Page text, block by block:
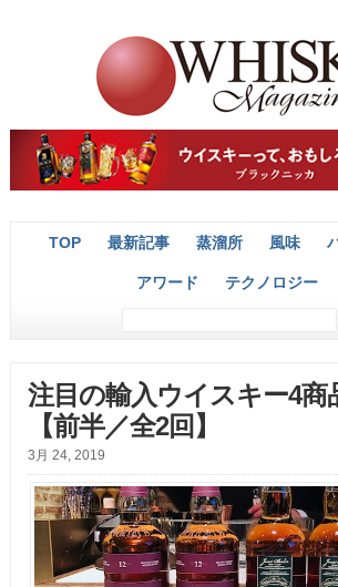
TOP 最新記事 蒸溜所 風味
アワード テクノロジー
注目の輸入ウイスキー4商
【前半／全2回】
3月 24, 2019